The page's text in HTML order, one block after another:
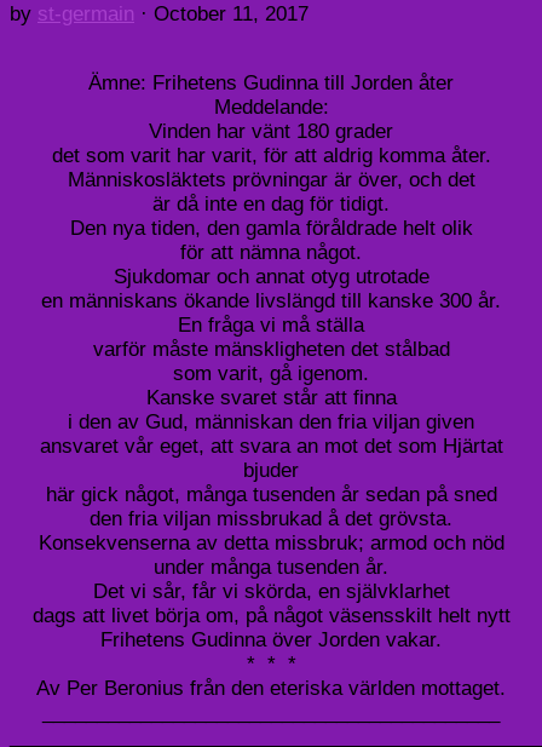
by st-germain · October 11, 2017
Ämne: Frihetens Gudinna till Jorden åter
Meddelande:
Vinden har vänt 180 grader
det som varit har varit, för att aldrig komma åter.
Människosläktets prövningar är över, och det
är då inte en dag för tidigt.
Den nya tiden, den gamla föråldrade helt olik
för att nämna något.
Sjukdomar och annat otyg utrotade
en människans ökande livslängd till kanske 300 år.
En fråga vi må ställa
varför måste mänskligheten det stålbad
som varit, gå igenom.
Kanske svaret står att finna
i den av Gud, människan den fria viljan given
ansvaret vår eget, att svara an mot det som Hjärtat
bjuder
här gick något, många tusenden år sedan på sned
den fria viljan missbrukad å det grövsta.
Konsekvenserna av detta missbruk; armod och nöd
under många tusenden år.
Det vi sår, får vi skörda, en självklarhet
dags att livet börja om, på något väsensskilt helt nytt
Frihetens Gudinna över Jorden vakar.
* * *
Av Per Beronius från den eteriska världen mottaget.